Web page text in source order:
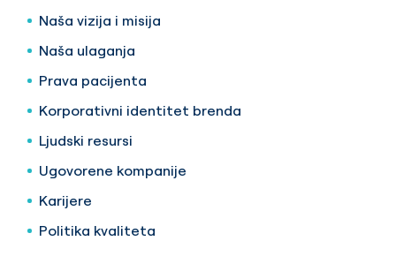
Naša vizija i misija
Naša ulaganja
Prava pacijenta
Korporativni identitet brenda
Ljudski resursi
Ugovorene kompanije
Karijere
Politika kvaliteta